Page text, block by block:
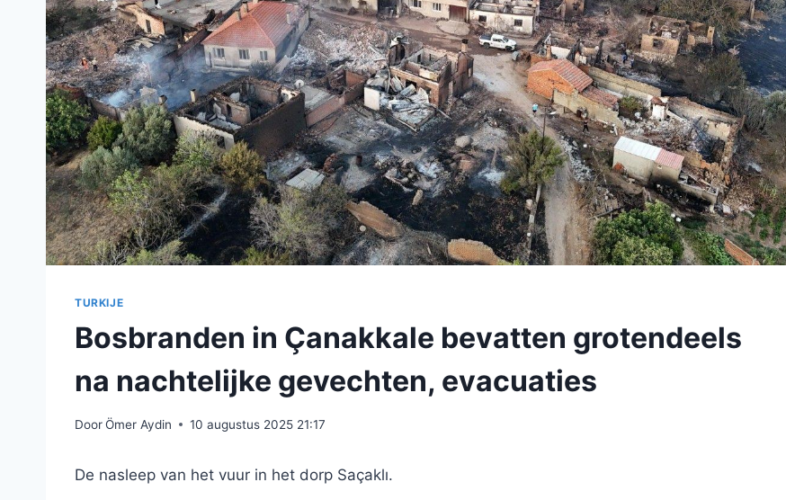
TURKIJE
Bosbranden in Çanakkale bevatten grotendeels
na nachtelijke gevechten, evacuaties
DoorÖmer Aydin 10 augustus 2025 21:17
De nasleep van het vuur in het dorp Saçaklı.